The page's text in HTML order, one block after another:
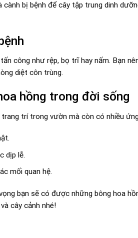
cành bị bệnh để cây tập trung dinh
công như rệp, bọ trĩ hay nấm. Bạn
diệt côn trùng.
hồng trong đời sống
trí trong vườn mà còn có nhiều
dịp lễ.
mối quan hệ.
bạn sẽ có được những bông hoa
cây cảnh nhé!